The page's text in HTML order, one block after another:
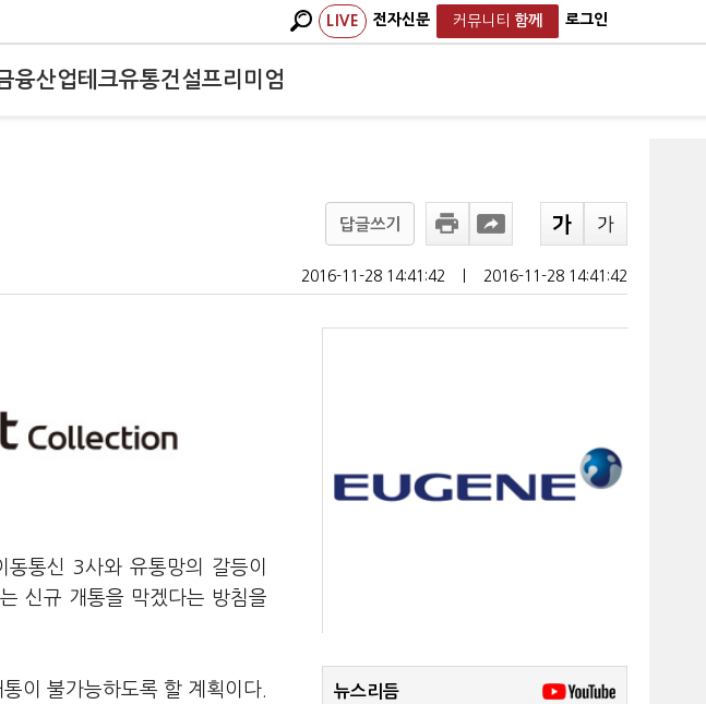
LIVE 전자신문 커뮤니티 함께 로그인
융산업테크유통건설프리미엄
답글쓰기
2016-11-28 14:41:42 2016-11-28 14:41:42
통신 3사와 유통망의 갈등이
신규 개통을 막겠다는 방침을
이 불가능하도록 할 계획이다.
뉴스리듬